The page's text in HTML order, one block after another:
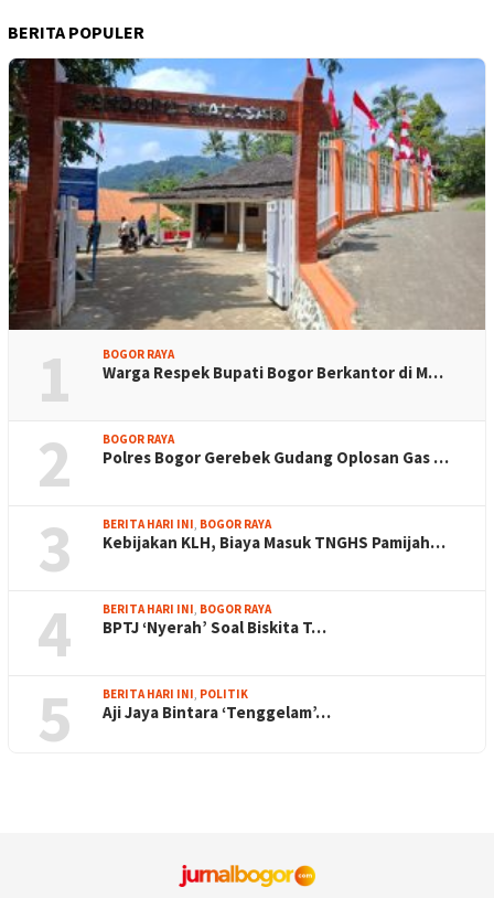
BERITA POPULER
1 BOGOR RAYA
Warga Respek Bupati Bogor Berkantor di M…
2 BOGOR RAYA
Polres Bogor Gerebek Gudang Oplosan Gas …
3 BERITA HARI INI, BOGOR RAYA
Kebijakan KLH, Biaya Masuk TNGHS Pamijah…
4 BERITA HARI INI, BOGOR RAYA
BPTJ ‘Nyerah’ Soal Biskita T…
5 BERITA HARI INI, POLITIK
Aji Jaya Bintara ‘Tenggelam’…